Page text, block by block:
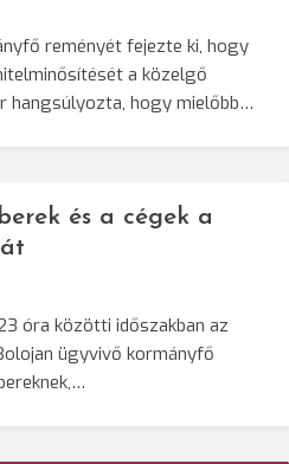
reményét fejezte ki, hogy
a közelgő
hangsúlyozta, hogy mielőbb…
és a cégek a
óra közötti időszakban az
ügyvivő kormányfő